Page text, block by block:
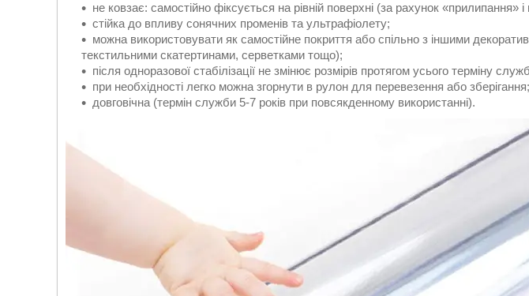
не ковзає: самостійно фіксується на рівній поверхні (за рахунок «прилипання» і
стійка до впливу сонячних променів та ультрафіолету;
можна використовувати як самостійне покриття або спільно з іншими
текстильними скатертинами, серветками тощо);
після одноразової стабілізації не змінює розмірів протягом усього терміну
при необхідності легко можна згорнути в рулон для перевезення або зберігання;
довговічна (термін служби 5-7 років при повсякденному використанні).